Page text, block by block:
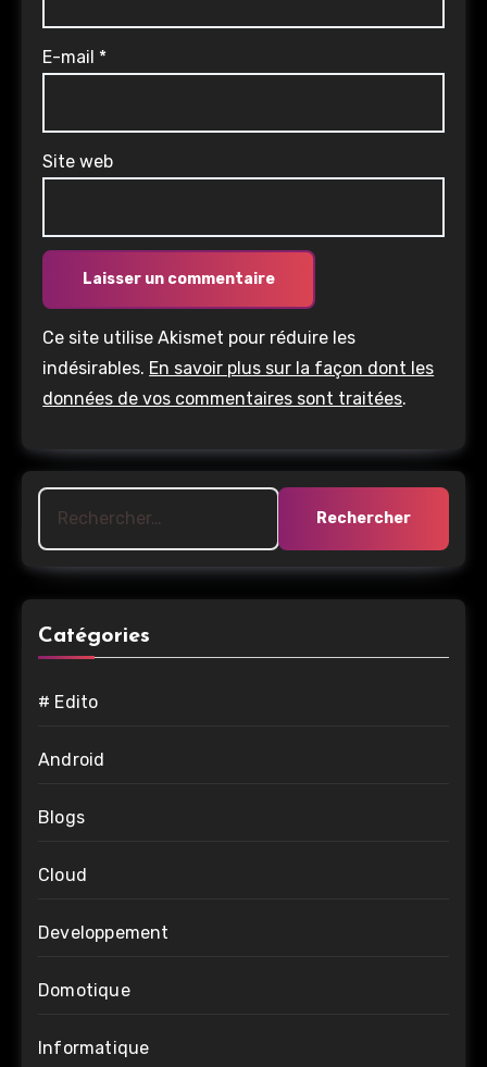
E-mail *
Site web
Ce site utilise Akismet pour réduire les
indésirables. En savoir plus sur la façon dont les
données de vos commentaires sont traitées.
Rechercher :
Catégories
# Edito
Android
Blogs
Cloud
Developpement
Domotique
Informatique